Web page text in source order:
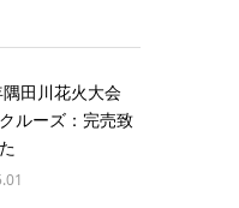
田川花火大会
ルーズ：完売致